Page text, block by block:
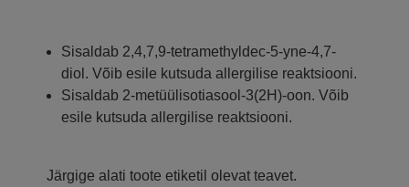
Sisaldab 2,4,7,9-tetramethyldec-5-yne-4,7-
diol. Võib esile kutsuda allergilise reaktsiooni.
Sisaldab 2-metüülisotiasool-3(2H)-oon. Võib
esile kutsuda allergilise reaktsiooni.
Järgige alati toote etiketil olevat teavet.